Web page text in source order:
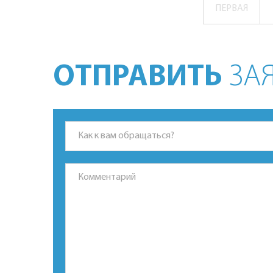
ПЕРВАЯ
ОТПРАВИТЬ